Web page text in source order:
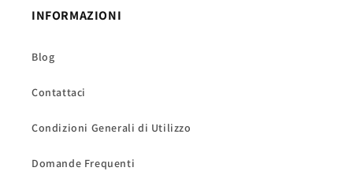
INFORMAZIONI
Blog
Contattaci
Condizioni Generali di Utilizzo
Domande Frequenti